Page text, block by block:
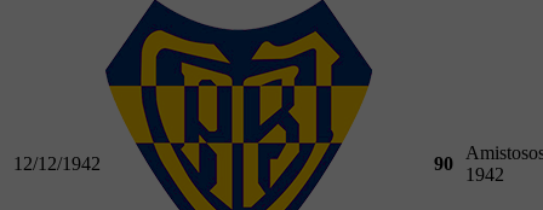
12/12/1942 90
1942